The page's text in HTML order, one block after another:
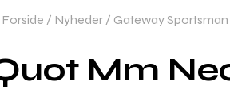
Forside / Nyheder / Gateway
Mm